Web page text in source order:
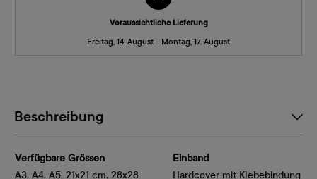
Voraussichtliche Lieferung
Freitag, 14. August - Montag, 17. August
Beschreibung
Verfügbare Grössen
A3, A4, A5, 21x21 cm, 28x28
Einband
Hardcover mit Klebebindung